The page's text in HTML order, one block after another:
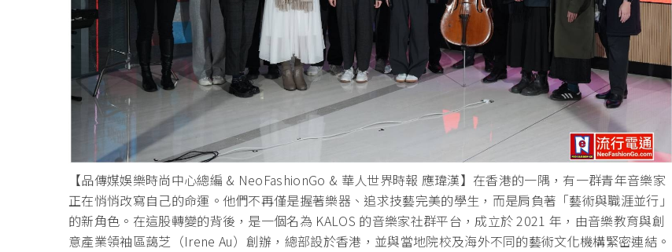
【品傳媒娛樂時尚中心總編 & NeoFashionGo & 華人世界時報 應瑋漢】在香港的一隅，有一群青年音樂家
正在悄悄改寫自己的命運。他們不再僅是握著樂器、 追求技藝完美的學生，而是肩負著「藝術與職涯並行」
的新角色。 在這股轉變的背後，是一個名為 KALOS 的音樂家社群平台，成立於 2021 年，由音樂教育與創
意產業領袖區藹芝（Irene Au）創辦，總部設於香港，並與當地院校及海外不同的藝術文化機構緊密連結。